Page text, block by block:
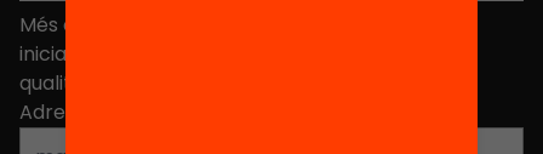
Més de 40.000 persones ja han triat Equitat. Rep
iniciatives, propostes i projectes per millorar la
qualitat de l'educació a Catalunya.
Adreça electrònica